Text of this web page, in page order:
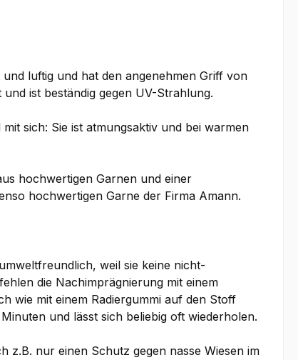
luftig und hat den angenehmen Griff von
ist beständig gegen UV-Strahlung.
sich: Sie ist atmungsaktiv und bei warmen
hochwertigen Garnen und einer
hochwertigen Garne der Firma Amann.
weil sie keine nicht-
die Nachimprägnierung mit einem
wie mit einem Radiergummi auf den Stoff
und lässt sich beliebig oft wiederholen.
z.B. nur einen Schutz gegen nasse Wiesen im